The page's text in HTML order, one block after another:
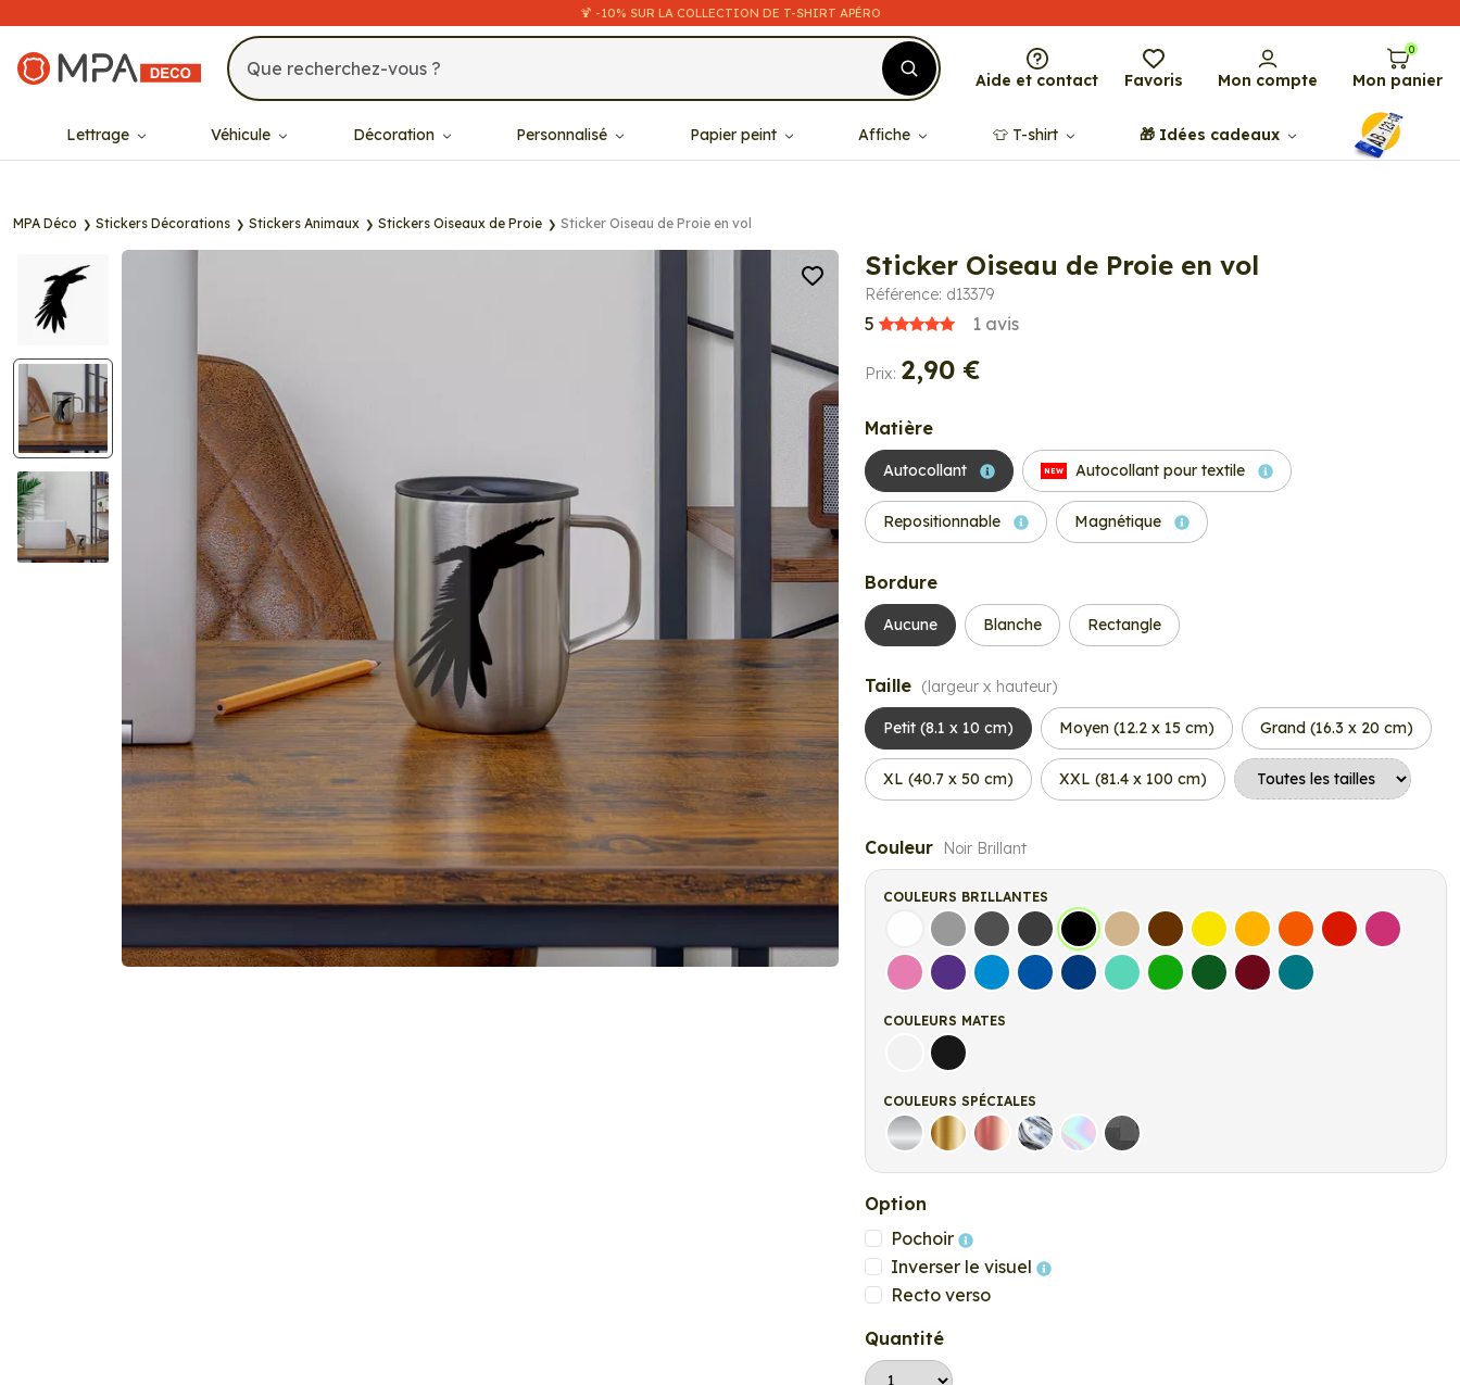
🍹 -10% SUR LA COLLECTION DE T-SHIRT APÉRO
MPA Déco
Aide et contact Favoris Mon compte
0
Mon panier
Lettrage Véhicule Décoration Personnalisé Papier peint Affiche 👕​​ T-shirt 🎁​ Idées cadeaux
MPA Déco Stickers Décorations Stickers Animaux Stickers Oiseaux de Proie Sticker Oiseau de Proie en vol
Sticker Oiseau de Proie en vol
Référence: d13379
5 1 avis
Prix: 2,90 €
Matière
Autocollant NEW Autocollant pour textile
Repositionnable Magnétique
Bordure
Aucune Blanche Rectangle
Taille (largeur x hauteur)
Petit (8.1 x 10 cm) Moyen (12.2 x 15 cm) Grand (16.3 x 20 cm)
XL (40.7 x 50 cm) XXL (81.4 x 100 cm)
Couleur Noir Brillant
COULEURS BRILLANTES
Blanc Gris Gris FoncéGris Anthracite
Noir Beige Marron Jaune ClairJaune Foncé
OrangeRouge Fuchsia
Rose Violet Bleu clairBleu MoyenBleu FoncéBleu VertVert clairVert FoncéBordeauxTurquoise
COULEURS MATES
Blanc matNoir mat
COULEURS SPÉCIALES
Argent Or Rose Gold
ChromeHolographique
Carbone Noir
Option
Pochoir
Inverser le visuel
Recto verso
Quantité